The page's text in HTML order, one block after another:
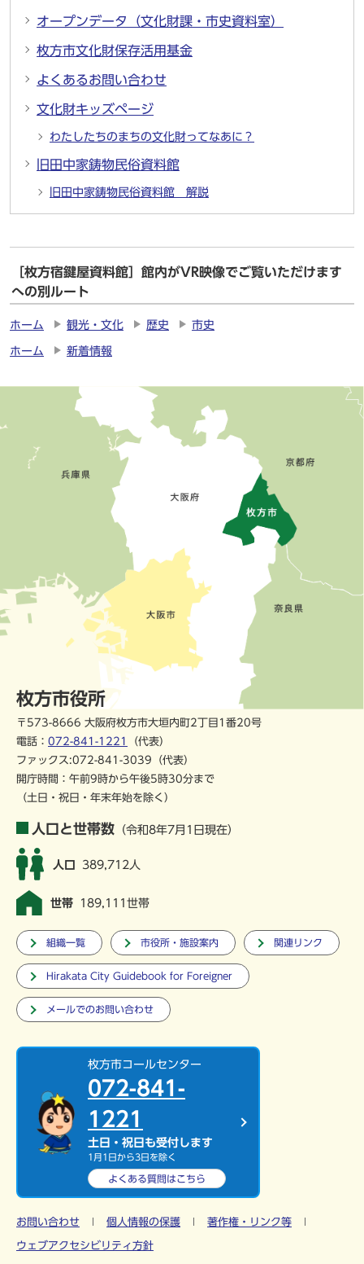
オープンデータ（文化財課・市史資料室）
枚方市文化財保存活用基金
よくあるお問い合わせ
文化財キッズページ
わたしたちのまちの文化財ってなあに？
旧田中家鋳物民俗資料館
旧田中家鋳物民俗資料館 解説
［枚方宿鍵屋資料館］館内がVR映像でご覧いただけます
への別ルート
ホーム 観光・文化 歴史 市史
ホーム 新着情報
枚方市役所
〒573-8666 大阪府枚方市大垣内町2丁目1番20号
電話： 072-841-1221
（代表）
ファックス:072-841-3039（代表）
開庁時間：午前9時から午後5時30分まで
（土日・祝日・年末年始を除く）
人口と世帯数 （令和8年7月1日現在）
人口 389,712人
世帯 189,111世帯
組織一覧 市役所・施設案内 関連リンク
Hirakata City Guidebook for Foreigner
メールでのお問い合わせ
枚方市コールセンター
072-841-
1221
土日・祝日も受付します
1月1日から3日を除く
よくある質問はこちら
お問い合わせ 個人情報の保護 著作権・リンク等
ウェブアクセシビリティ方針